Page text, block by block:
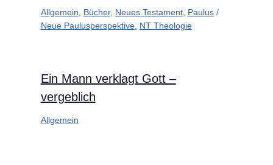
Allgemein Bücher, Neues Testament, Paulus/
Neue Paulusperspektive, NT Theologie
Ein Mann verklagt Gott –
vergeblich
Allgemein